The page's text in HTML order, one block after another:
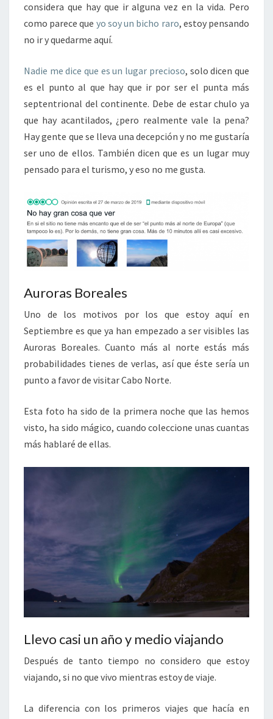
considera que hay que ir alguna vez en la vida. Pero
como parece que yo soy un bicho raro, estoy pensando
no ir y quedarme aquí.
Nadie me dice que es un lugar precioso, solo dicen que
es el punto al que hay que ir por ser el punta más
septentrional del continente. Debe de estar chulo ya
que hay acantilados, ¿pero realmente vale la pena?
Hay gente que se lleva una decepción y no me gustaría
ser uno de ellos. También dicen que es un lugar muy
pensado para el turismo, y eso no me gusta.
Auroras Boreales
Uno de los motivos por los que estoy aquí en
Septiembre es que ya han empezado a ser visibles las
Auroras Boreales. Cuanto más al norte estás más
probabilidades tienes de verlas, así que éste sería un
punto a favor de visitar Cabo Norte.
Esta foto ha sido de la primera noche que las hemos
visto, ha sido mágico, cuando coleccione unas cuantas
más hablaré de ellas.
Llevo casi un año y medio viajando
Después de tanto tiempo no considero que estoy
viajando, si no que vivo mientras estoy de viaje.
La diferencia con los primeros viajes que hacía en